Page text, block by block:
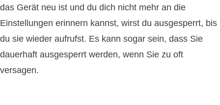
das Gerät neu ist und du dich nicht mehr an die
Einstellungen erinnern kannst, wirst du ausgesperrt, bis
du sie wieder aufrufst. Es kann sogar sein, dass Sie
dauerhaft ausgesperrt werden, wenn Sie zu oft
versagen.